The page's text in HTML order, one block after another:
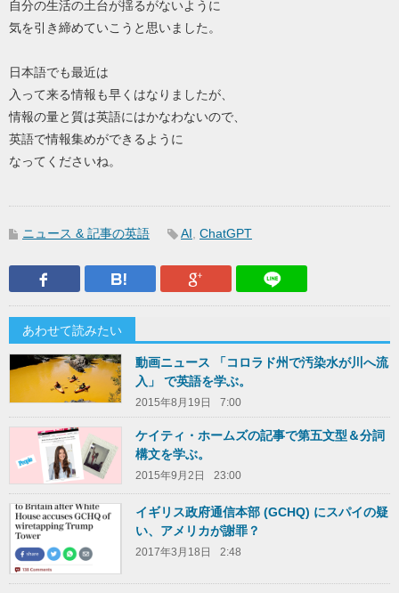
自分の生活の土台が揺るがないように
気を引き締めていこうと思いました。
日本語でも最近は
入って来る情報も早くはなりましたが、
情報の量と質は英語にはかなわないので、
英語で情報集めができるように
なってくださいね。
ニュース & 記事の英語 AI ChatGPT
Facebook はてなブックマークGoogle Plus
あわせて読みたい
動画ニュース 「コロラド州で汚染水が川へ流
入」 で英語を学ぶ。
2015年8月19日 7:00
ケイティ・ホームズの記事で第五文型＆分詞
構文を学ぶ。
2015年9月2日 23:00
イギリス政府通信本部 (GCHQ) にスパイの疑
い、アメリカが謝罪？
2017年3月18日 2:48